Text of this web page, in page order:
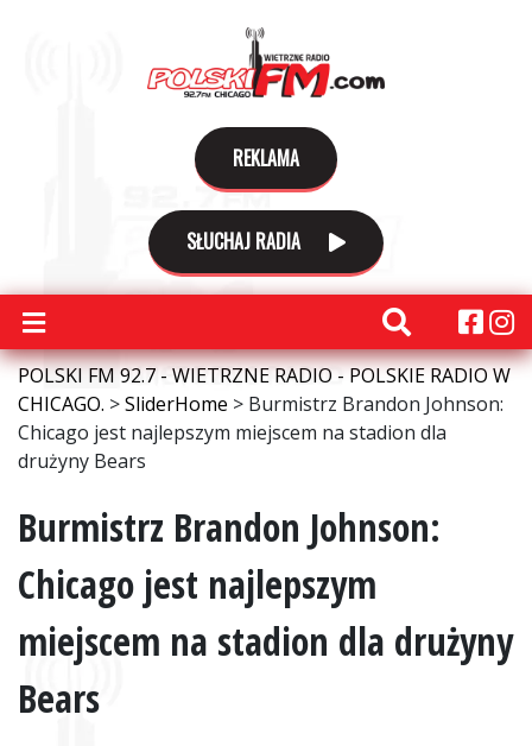
REKLAMA
SŁUCHAJ RADIA
POLSKI FM 92.7 - WIETRZNE RADIO - POLSKIE RADIO W
CHICAGO. >SliderHome > Burmistrz Brandon Johnson:
Chicago jest najlepszym miejscem na stadion dla
drużyny Bears
Burmistrz Brandon Johnson:
Chicago jest najlepszym
miejscem na stadion dla drużyny
Bears